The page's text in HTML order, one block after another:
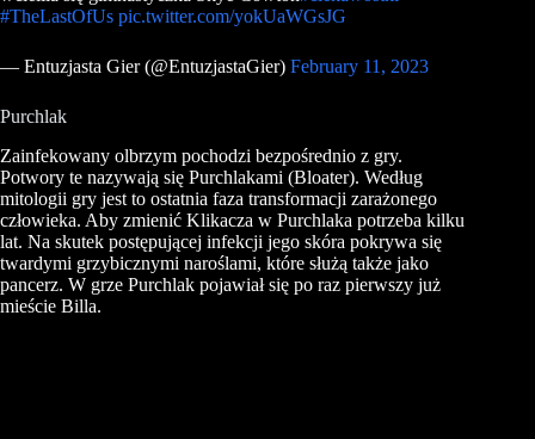
#TheLastOfUs pic.twitter.com/yokUaWGsJG
— Entuzjasta Gier (@EntuzjastaGier) February 11, 2023
Purchlak
Zainfekowany olbrzym pochodzi bezpośrednio z gry.
Potwory te nazywają się Purchlakami (Bloater). Według
mitologii gry jest to ostatnia faza transformacji zarażonego
człowieka. Aby zmienić Klikacza w Purchlaka potrzeba kilku
lat. Na skutek postępującej infekcji jego skóra pokrywa się
twardymi grzybicznymi naroślami, które służą także jako
pancerz. W grze Purchlak pojawiał się po raz pierwszy już
mieście Billa.